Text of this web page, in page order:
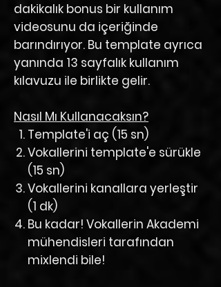
dakikalık bonus bir kullanım
videosunu da içeriğinde
barındırıyor. Bu template ayrıca
yanında 13 sayfalık kullanım
kılavuzu ile birlikte gelir.
Nasıl Mı Kullanacaksın?
Template'i aç (15 sn)
Vokallerini template'e sürükle
(15 sn)
Vokallerini kanallara yerleştir
(1 dk)
Bu kadar! Vokallerin Akademi
mühendisleri tarafından
mixlendi bile!